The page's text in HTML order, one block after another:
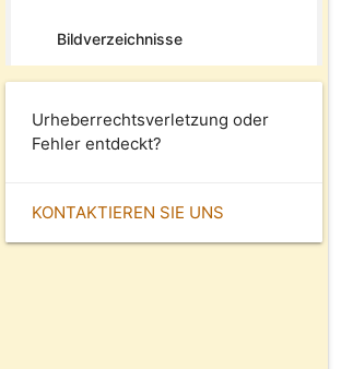
Bildverzeichnisse
Urheberrechtsverletzung oder
Fehler entdeckt?
KONTAKTIEREN SIE UNS